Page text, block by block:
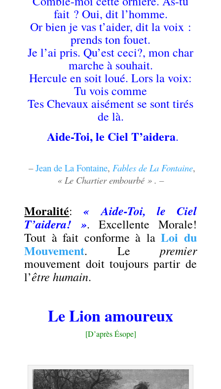
fait ? Oui, dit l’homme.
Or bien je vas t’aider, dit la voix :
prends ton fouet.
Je l’ai pris. Qu’est ceci?, mon char
marche à souhait.
Hercule en soit loué. Lors la voix:
Tu vois comme
Tes Chevaux aisément se sont tirés
de là.
Aide-Toi, le Ciel T’aidera.
–Jean de La Fontaine, Fables de La Fontaine,
« Le Chartier embourbé » . –
Moralité: « Aide-Toi, le Ciel
T’aidera! ». Excellente Morale!
Tout à fait conforme à laLoi du
Mouvement. Le premier
mouvement doit toujours partir de
l’être humain.
Le Lion amoureux
[D’après Ésope]